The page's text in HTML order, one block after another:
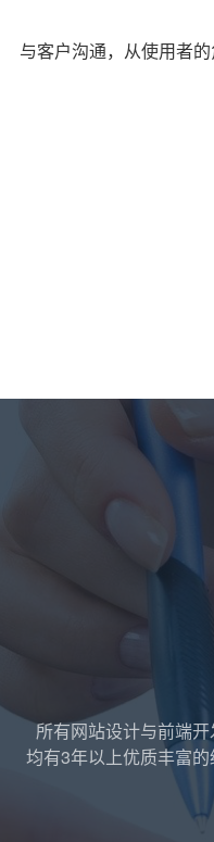
与客户沟通，从使用者
所有网站设计与前端
均有3年以上优质丰富